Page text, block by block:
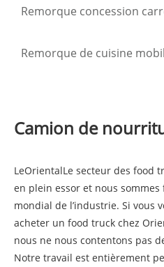
Remorque concession
Remorque de cuisine
Camion de
LeOrientalLe secteur des food
en plein essor et nous sommes
mondial de l’industrie. Si vous
acheter un food truck chez
nous ne nous contentons pas
Notre travail est entièrement